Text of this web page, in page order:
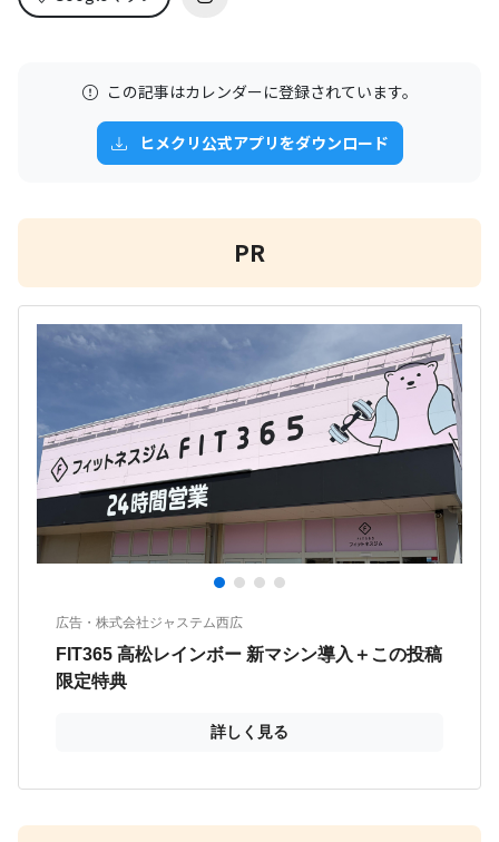
この記事はカレンダーに登録されています。
ヒメクリ公式アプリをダウンロード
PR